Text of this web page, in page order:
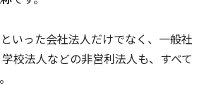
いった会社法人だけでなく、一般社
校法人などの非営利法人も、すべて